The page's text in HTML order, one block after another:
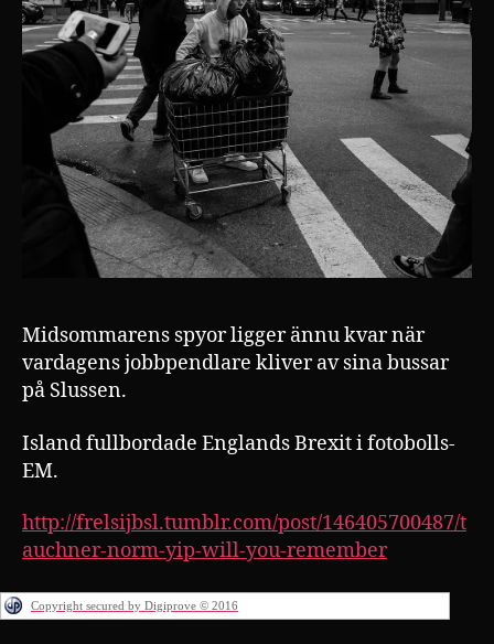
Midsommarens spyor ligger ännu kvar när
vardagens jobbpendlare kliver av sina bussar
på Slussen.
Island fullbordade Englands Brexit i fotobolls-
EM.
http://frelsijbsl.tumblr.com/post/146405700487/t
auchner-norm-yip-will-you-remember
Copyright secured by Digiprove © 2016